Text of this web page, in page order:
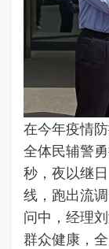
在今年疫情
全体民辅警
秒，夜以继
线，跑出流
问中，经理
群众健康，